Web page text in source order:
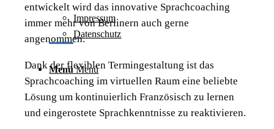
Impressum
Datenschutz
Menü Menü
entwickelt wird das innovative Sprachcoaching
immer mehr von Berlinern auch gerne
angenommen.
Dank der flexiblen Termingestaltung ist das
Sprachcoaching im virtuellen Raum eine beliebte
Lösung um kontinuierlich Französisch zu lernen
und eingerostete Sprachkenntnisse zu reaktivieren.